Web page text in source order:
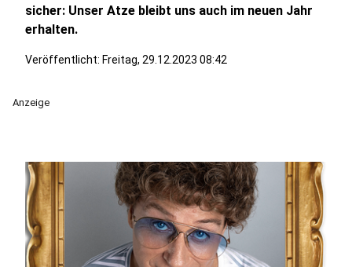
sicher: Unser Atze bleibt uns auch im neuen Jahr
erhalten.
Veröffentlicht: Freitag, 29.12.2023 08:42
Anzeige